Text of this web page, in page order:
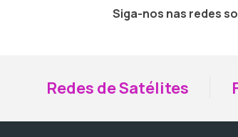
Siga-nos nas redes
Redes de Satélites